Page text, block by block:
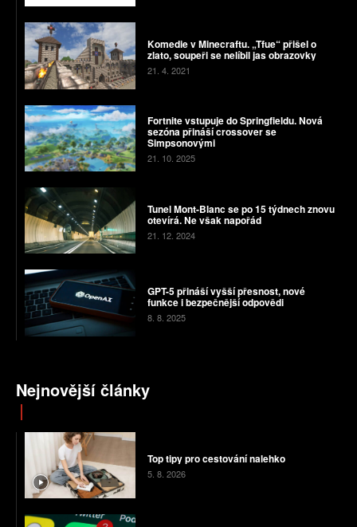
Komedie v Minecraftu. „Tfue“ přišel o
zlato, soupeři se nelíbil jas obrazovky
21. 4. 2021
Fortnite vstupuje do Springfieldu. Nová
sezóna přináší crossover se
Simpsonovými
21. 10. 2025
Tunel Mont-Blanc se po 15 týdnech znovu
otevírá. Ne však napořád
21. 12. 2024
GPT-5 přináší vyšší přesnost, nové
funkce i bezpečnější odpovědi
8. 8. 2025
Nejnovější články
Top tipy pro cestování nalehko
5. 8. 2026